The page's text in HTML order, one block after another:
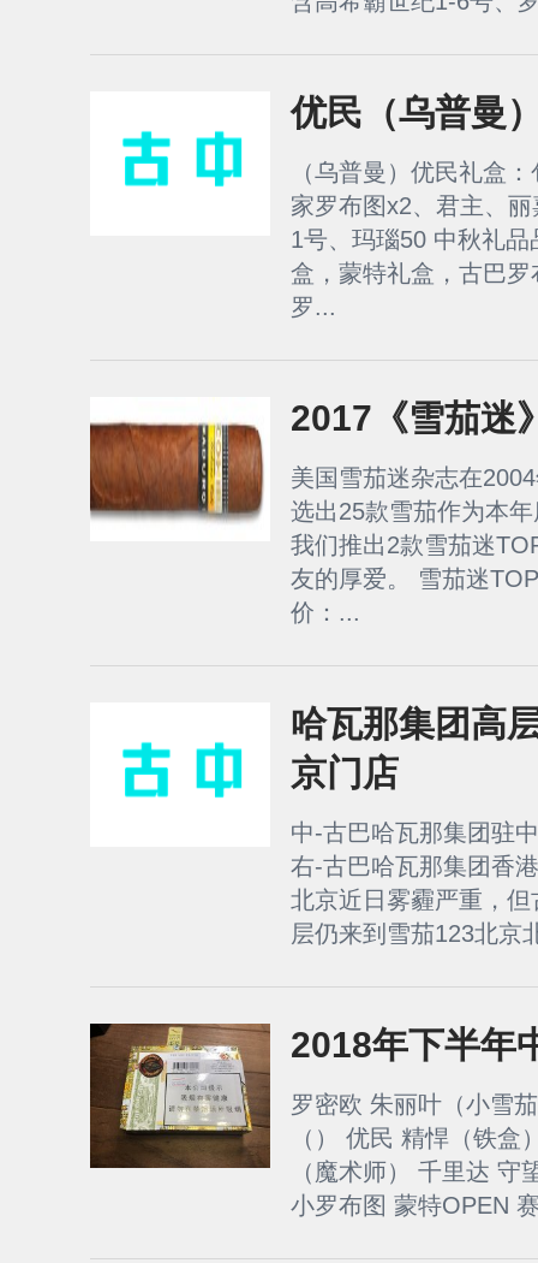
优民（乌普曼
（乌普曼）优民礼盒
家罗布图x2、君主、
1号、玛瑙50 中秋礼
盒，蒙特礼盒，古巴
罗...
2017《雪茄迷
美国雪茄迷杂志在
选出25款雪茄作为本
我们推出2款雪茄迷
友的厚爱。 雪茄迷
价：...
哈瓦那集团高
京门店
中-古巴哈瓦那集团驻
右-古巴哈瓦那集团香
北京近日雾霾严重，
层仍来到雪茄123北京
2018年下半年
罗密欧 朱丽叶（小雪
（） 优民 精悍（铁
（魔术师） 千里达
小罗布图 蒙特OPEN